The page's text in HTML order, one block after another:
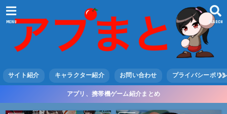
SEARCH
MENU
サイト紹介 キャラクター紹介 お問い合わせ プライバシーポリ
アプリ、携帯機ゲーム紹介まとめ